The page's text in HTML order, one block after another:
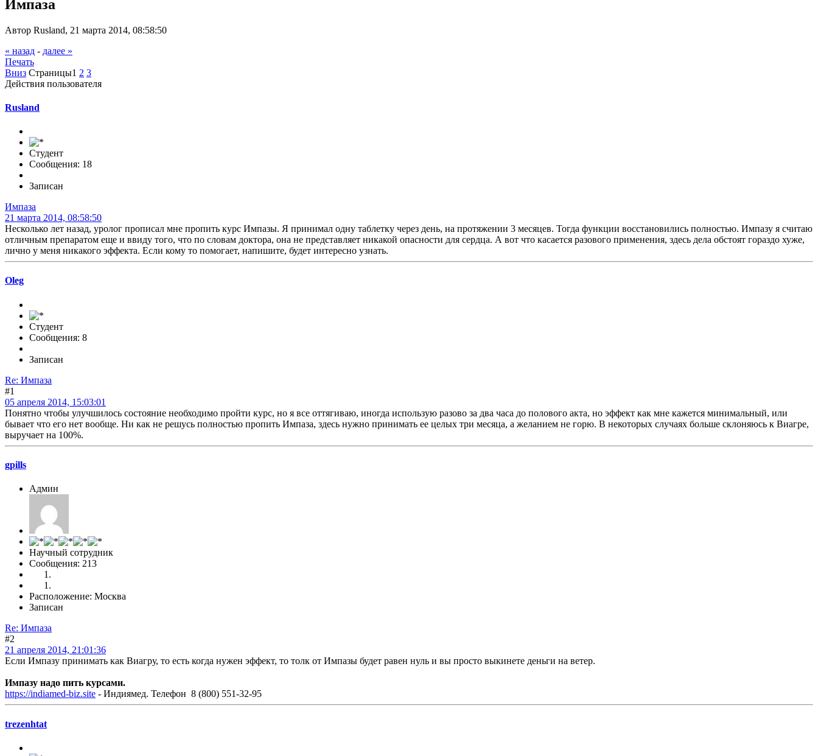
Импаза
Автор Rusland, 21 марта 2014, 08:58:50
« назад - далее »
Печать
Вниз Страницы1 2 3
Действия пользователя
Rusland
Студент
Сообщения: 18
Записан
Импаза
21 марта 2014, 08:58:50
Несколько лет назад, уролог прописал мне пропить курс Импазы. Я принимал одну таблетку через день, на протяжении 3 месяцев. Тогда функции восстановились полностью. Импазу я считаю
отличным препаратом еще и ввиду того, что по словам доктора, она не представляет никакой опасности для сердца. А вот что касается разового применения, здесь дела обстоят гораздо хуже,
лично у меня никакого эффекта. Если кому то помогает, напишите, будет интересно узнать.
Oleg
Студент
Сообщения: 8
Записан
Re: Импаза
#1
05 апреля 2014, 15:03:01
Понятно чтобы улучшилось состояние необходимо пройти курс, но я все оттягиваю, иногда использую разово за два часа до полового акта, но эффект как мне кажется минимальный, или
бывает что его нет вообще. Ни как не решусь полностью пропить Импаза, здесь нужно принимать ее целых три месяца, а желанием не горю. В некоторых случаях больше склоняюсь к Виагре,
выручает на 100%.
gpills
Админ
Научный сотрудник
Сообщения: 213
Расположение: Москва
Записан
Re: Импаза
#2
21 апреля 2014, 21:01:36
Если Импазу принимать как Виагру, то есть когда нужен эффект, то толк от Импазы будет равен нуль и вы просто выкинете деньги на ветер.
Импазу надо пить курсами.
https://indiamed-biz.site - Индиямед. Телефон 8 (800) 551-32-95
trezenhtat